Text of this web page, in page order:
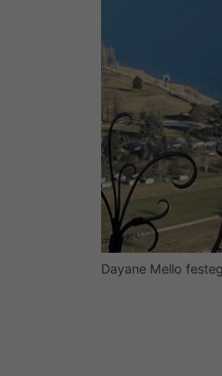
Dayane Mello